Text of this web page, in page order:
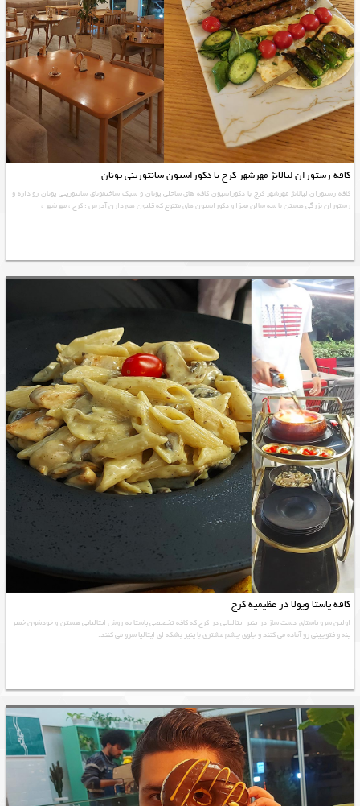
کافه رستوران لیالانژ مهرشهر کرج با دکوراسیون سانتورینی یونان
کافه رستوران لیالانژ مهرشهر کرج با دکوراسیون کافه های ساحلی یونان و سبک ساختمونای سانتورینی یونان رو داره و
رستوران بزرگی هستن با سه سالن مجزا و دکوراسیون های متنوع که قلیون هم دارن آدرس : کرج ، مهرشهر ،
کافه پاستا ویولا در عظیمیه کرج
اولین سرو پاستای دست ساز در پنیر ایتالیایی در کرج که کافه تخصصی پاستا به روش ایتالیایی هستن و خودشون خمیر
پنه و فتوچینی رو آماده می کنند و جلوی چشم مشتری با پنیر بشکه ای ایتالیا سرو می کنند.